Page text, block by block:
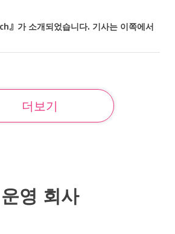
』가 소개되었습니다. 기사는 이쪽에서
더보기
운영 회사